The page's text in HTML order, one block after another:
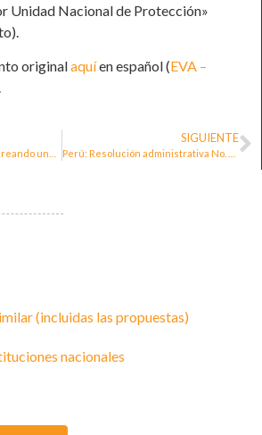
Unidad Nacional de Protección»
originalaquíen español (EVA –
SIGUIENTE
(incluidas las propuestas)
nacionales